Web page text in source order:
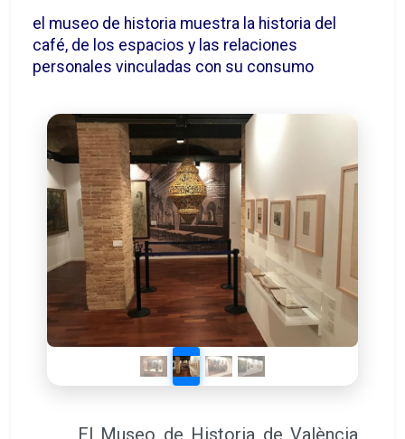
el museo de historia muestra la historia del
café, de los espacios y las relaciones
personales vinculadas con su consumo